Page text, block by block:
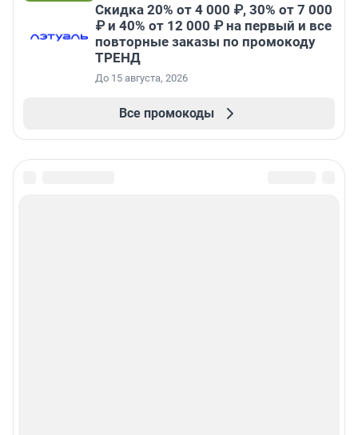
Скидка 20% от 4 000 ₽, 30% от 7 000
₽ и 40% от 12 000 ₽ на первый и все
повторные заказы по промокоду
ТРЕНД
До 15 августа, 2026
Все промокоды